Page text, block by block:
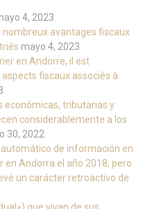
4, 2023
avantages fiscaux
mayo 4, 2023
en Andorre, il est
fiscaux associés à
económicas, tributarias y
considerablemente a los
30, 2022
automático de información en
Andorra el año 2018, pero
un carácter retroactivo de
que vivan de sus